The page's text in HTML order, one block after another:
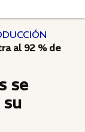
al 92 % de
se